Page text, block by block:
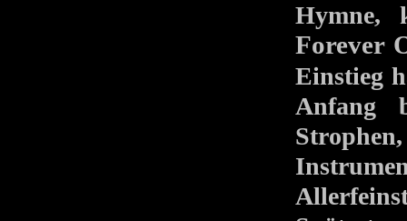
Hymne,
Forever
Einstieg
Anfang